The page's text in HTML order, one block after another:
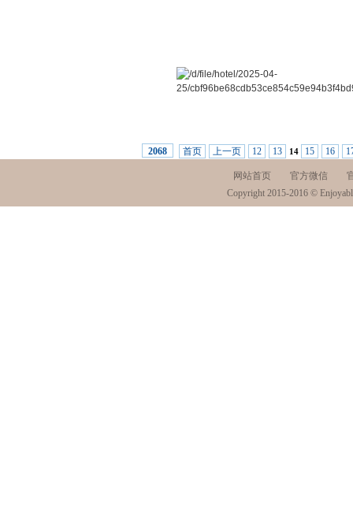
2068 首页 上一页 12 13 14 15 16
网站首页 官方微信
Copyright 2015-2016 ©